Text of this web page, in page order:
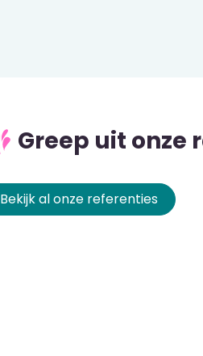
Greep uit onze
Bekijk al onze referenties